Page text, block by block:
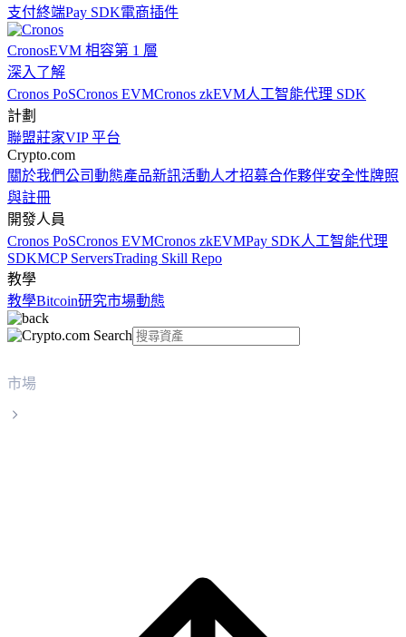
支付終端Pay SDK電商插件
CronosEVM 相容第 1 層
深入了解
Cronos PoSCronos EVMCronos zkEVM人工智能代理 SDK
計劃
聯盟莊家VIP 平台
Crypto.com
關於我們公司動態產品新訊活動人才招募合作夥伴安全性牌照
與註冊
開發人員
Cronos PoSCronos EVMCronos zkEVMPay SDK人工智能代理
SDKMCP ServersTrading Skill Repo
教學
教學Bitcoin研究市場動態
市場